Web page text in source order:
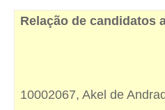
Relação de candidatos
10002067, Akel de